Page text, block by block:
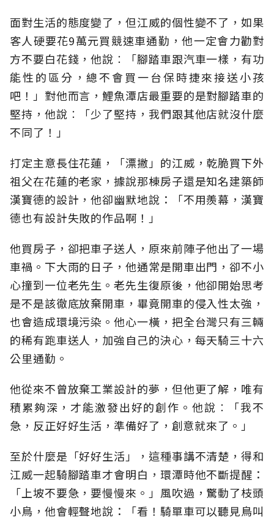
面對生活的態度變了，但江威的個性變不了，如果
客人硬要花9萬元買競速車通勤，他一定會力勸對
方不要白花錢，他說︰「腳踏車跟汽車一樣，有功
能性的區分，總不會買一台保時捷來接送小孩
吧！」對他而言，鯉魚潭店最重要的是對腳踏車的
堅持，他說︰「少了堅持，我們跟其他店就沒什麼
不同了！」
打定主意長住花蓮，「漂撇」的江威，乾脆買下外
祖父在花蓮的老家，據說那棟房子還是知名建築師
漢寶德的設計，他卻幽默地說：「不用羨幕，漢寶
德也有設計失敗的作品啊！」
他買房子，卻把車子送人，原來前陣子他出了一場
車禍。下大雨的日子，他通常是開車出門，卻不小
心撞到一位老先生。老先生復原後，他卻開始思考
是不是該徹底放棄開車，畢竟開車的侵入性太強，
也會造成環境污染。他心一橫，把全台灣只有三輛
的稀有跑車送人，加強自己的決心，每天騎三十六
公里通勤。
他從來不曾放棄工業設計的夢，但他更了解，唯有
積累夠深，才能激發出好的創作。他說︰「我不
急，反正好好生活，準備好了，創意就來了。」
至於什麼是「好好生活」，這種事講不清楚，得和
江威一起騎腳踏車才會明白，環潭時他不斷提醒：
「上坡不要急，要慢慢來。」風吹過，驚動了枝頭
小鳥，他會輕聲地說：「看！騎單車可以聽見鳥叫